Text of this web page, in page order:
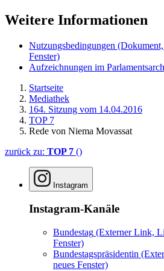
Weitere Informationen
Nutzungsbedingungen
Fenster)
Aufzeichnungen im
Startseite
Mediathek
164. Sitzung vom 14.04.2016
TOP 7
Rede von Niema Movassat
zurück zu: TOP 7 ()
Instagram
Instagram-Kanäle
Bundestag (Externer Link,
Fenster)
Bundestagspräsidentin
neues Fenster)